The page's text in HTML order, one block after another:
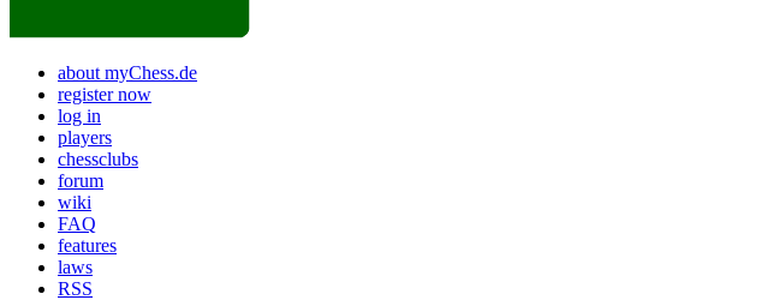
about myChess.de
register now
log in
players
chessclubs
forum
wiki
FAQ
features
laws
RSS